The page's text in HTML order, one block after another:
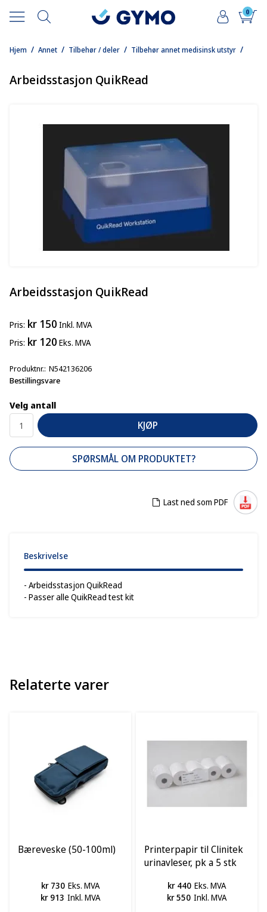
0
/
Hjem /
Annet /
Tilbehør / deler /
Tilbehør annet medisinsk utstyr
Arbeidsstasjon QuikRead
Arbeidsstasjon QuikRead
Pris kr 150 Inkl. MVA
Pris kr 120 Eks. MVA
Produktnr. N542136206
Bestillingsvare
Velg antall
KJØP
SPØRSMÅL OM PRODUKTET?
Last ned som PDF
Beskrivelse
- Arbeidsstasjon QuikRead
- Passer alle QuikRead test kit
Relaterte varer
Bæreveske (50-100ml)
kr 730 Eks. MVA
kr 913 Inkl. MVA
Printerpapir til Clinitek
urinavleser, pk a 5 stk
kr 440 Eks. MVA
kr 550 Inkl. MVA